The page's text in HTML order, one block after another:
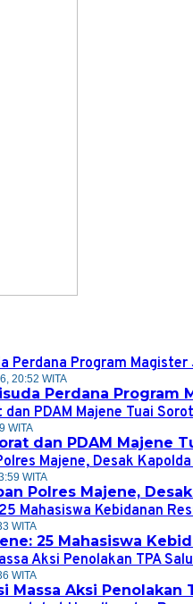
20:52 WITA
Perdana Program
WITA
dan PDAM Majene
WITA
Polres Majene,
WITA
25 Mahasiswa
WITA
Massa Aksi